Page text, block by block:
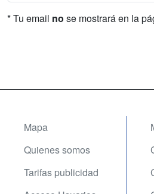
* Tu email no se mostrará en la
Mapa
Quienes somos
Tarifas publicidad